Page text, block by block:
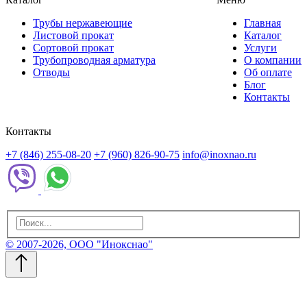
Трубы нержавеющие
Листовой прокат
Сортовой прокат
Трубопроводная арматура
Отводы
Главная
Каталог
Услуги
О компании
Об оплате
Блог
Контакты
Контакты
+7 (846) 255-08-20 +7 (960) 826-90-75 info@inoxnao.ru
© 2007-2026, ООО "Инокснао"